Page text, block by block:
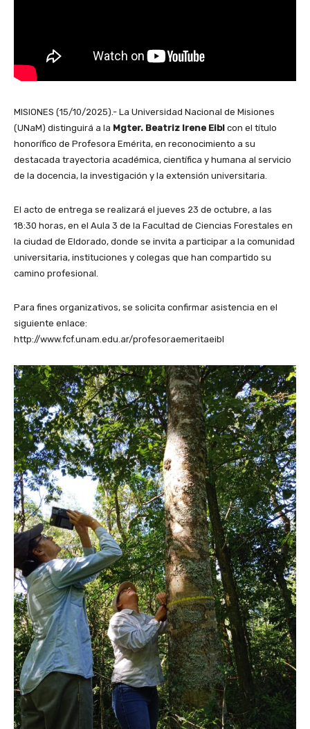
MISIONES (15/10/2025).- La Universidad Nacional de Misiones
(UNaM) distinguirá a la Mgter. Beatriz Irene Eibl con el título
honorífico de Profesora Emérita, en reconocimiento a su
destacada trayectoria académica, científica y humana al servicio
de la docencia, la investigación y la extensión universitaria.
El acto de entrega se realizará el jueves 23 de octubre, a las
18:30 horas, en el Aula 3 de la Facultad de Ciencias Forestales en
la ciudad de Eldorado, donde se invita a participar a la comunidad
universitaria, instituciones y colegas que han compartido su
camino profesional.
Para fines organizativos, se solicita confirmar asistencia en el
siguiente enlace:
http://www.fcf.unam.edu.ar/profesoraemeritaeibl